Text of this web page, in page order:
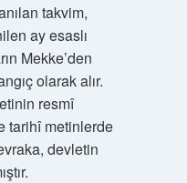
takvim,
ay esaslı
Mekke’den
olarak alır.
resmî
tarihî metinlerde
devletin